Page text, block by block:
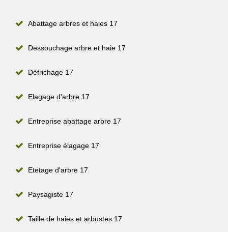
Abattage arbres et haies 17
Dessouchage arbre et haie 17
Défrichage 17
Elagage d'arbre 17
Entreprise abattage arbre 17
Entreprise élagage 17
Etetage d'arbre 17
Paysagiste 17
Taille de haies et arbustes 17